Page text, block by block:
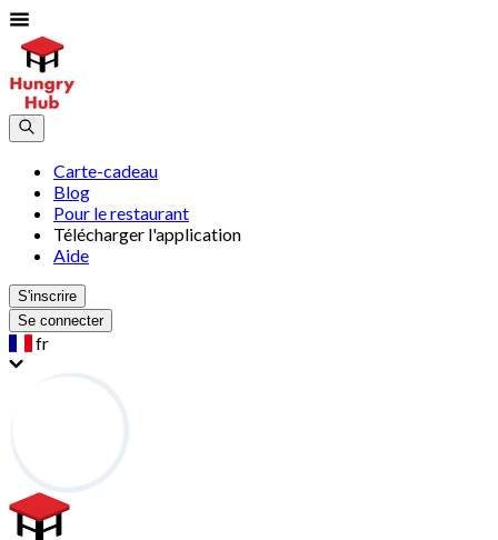
Carte-cadeau
Blog
Pour le restaurant
Télécharger l'application
Aide
S'inscrire
Se connecter
fr